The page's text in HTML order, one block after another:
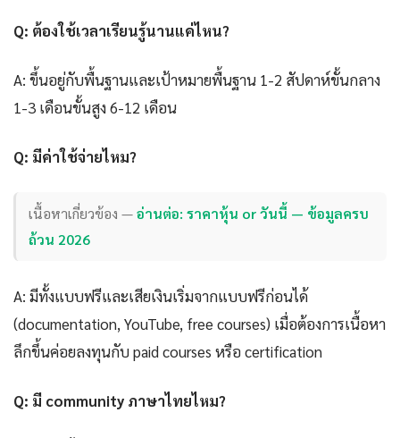
Q: ต้องใช้เวลาเรียนรู้นานแค่ไหน?
A: ขึ้นอยู่กับพื้นฐานและเป้าหมายพื้นฐาน 1-2 สัปดาห์ขั้นกลาง
1-3 เดือนขั้นสูง 6-12 เดือน
Q: มีค่าใช้จ่ายไหม?
เนื้อหาเกี่ยวข้อง —อ่านต่อ: ราคาหุ้น or วันนี้ — ข้อมูลครบ
ถ้วน 2026
A: มีทั้งแบบฟรีและเสียเงินเริ่มจากแบบฟรีก่อนได้
(documentation, YouTube, free courses) เมื่อต้องการเนื้อหา
ลึกขึ้นค่อยลงทุนกับ paid courses หรือ certification
Q: มี community ภาษาไทยไหม?